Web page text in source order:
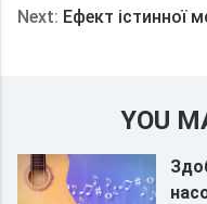
Next: Ефект істинної
YOU